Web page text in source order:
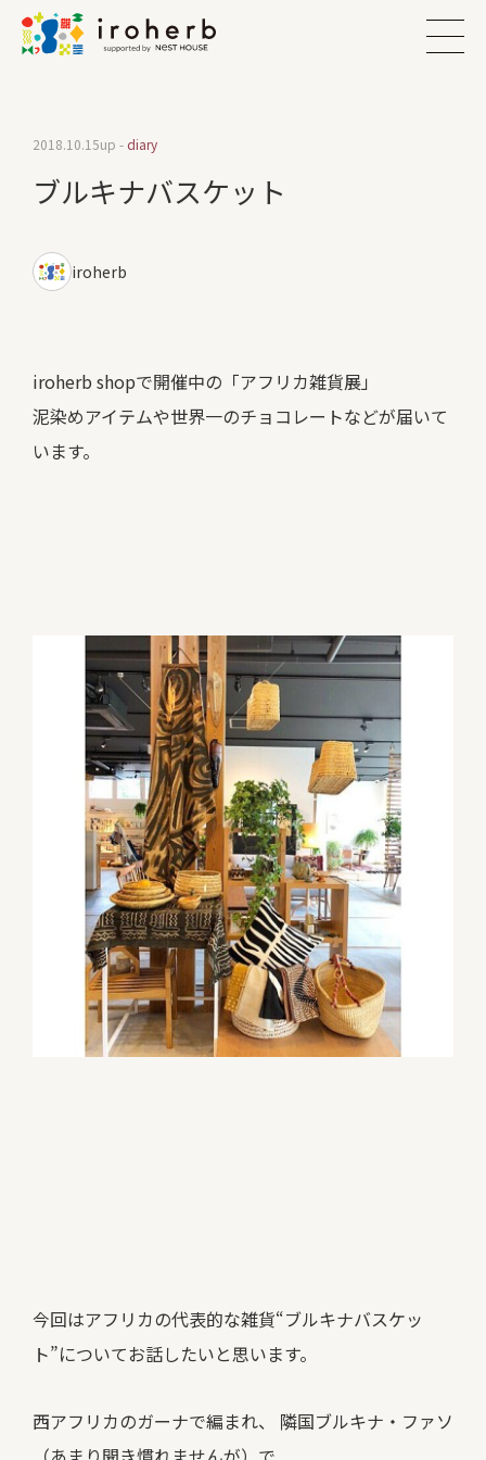
ブルキナバスケット
2018.10.15up - diary
iroherb
iroherb shopで開催中の「アフリカ雑貨展」
泥染めアイテムや世界一のチョコレートなどが届いて
います。
今回はアフリカの代表的な雑貨“ブルキナバスケッ
ト”についてお話したいと思います。
西アフリカのガーナで編まれ、 隣国ブルキナ・ファソ